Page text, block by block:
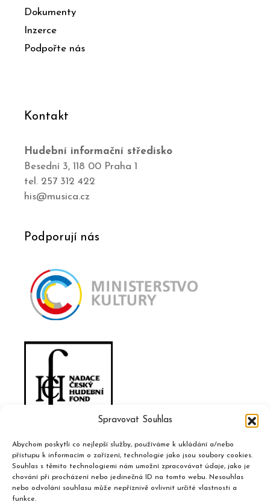
Spravovat Souhlas
Abychom poskytli co nejlepší služby, používáme k ukládání a/nebo
přístupu k informacím o zařízení, technologie jako jsou soubory cookies.
Souhlas s těmito technologiemi nám umožní zpracovávat údaje, jako je
chování při procházení nebo jedinečná ID na tomto webu. Nesouhlas
nebo odvolání souhlasu může nepříznivě ovlivnit určité vlastnosti a
funkce.
Dokumenty
Inzerce
Podpořte nás
Kontakt
Hudební informační středisko
Besední 3, 118 00 Praha 1
tel. 257 312 422
his@musica.cz
Podporují nás